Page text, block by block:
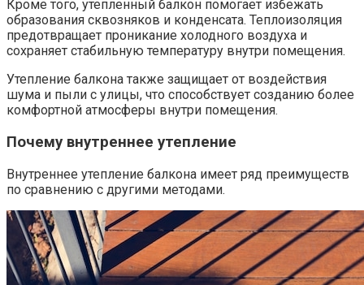
Кроме того, утепленный балкон помогает избежать
образования сквозняков и конденсата. Теплоизоляция
предотвращает проникание холодного воздуха и
сохраняет стабильную температуру внутри помещения.​
Утепление балкона также защищает от воздействия
шума и пыли с улицы, что способствует созданию более
комфортной атмосферы внутри помещения.​
Почему внутреннее утепление
Внутреннее утепление балкона имеет ряд преимуществ
по сравнению с другими методами.​